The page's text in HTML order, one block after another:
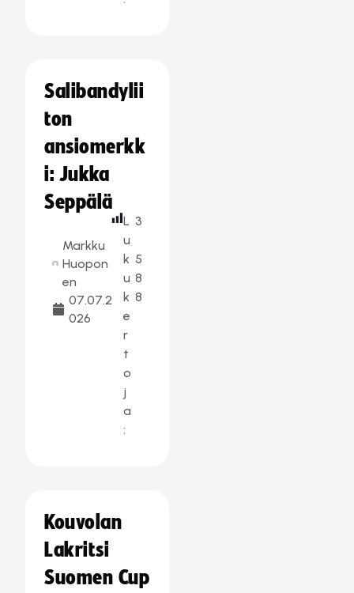
Salibandylii
ton
ansiomerkk
i: Jukka
Seppälä
Markku
Huopon
en
07.07.2
026
L
u
k
u
k
e
r
t
o
j
a
:
3
5
8
8
Kouvolan
Lakritsi
Suomen Cup